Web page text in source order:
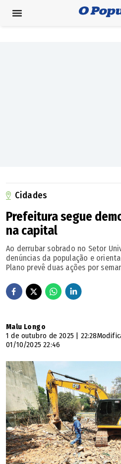
Cidades
Prefeitura segue
na capital
Ao derrubar sobrado no Setor
denúncias da população e
Plano prevê duas ações por
Malu Longo
1 de outubro de 2025 | 22:28
01/10/2025 22:46